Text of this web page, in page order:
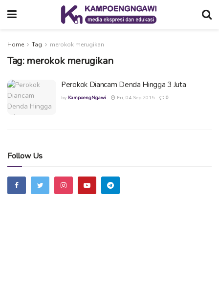
Home Tag merokok merugikan
Tag: merokok merugikan
Perokok Diancam Denda Hingga 3 Juta
by KampoengNgawi Fri, 04 Sep 2015 0
Follow Us